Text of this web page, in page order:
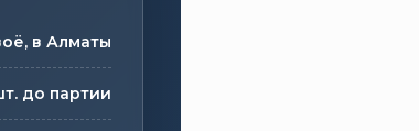
в Алматы
до партии